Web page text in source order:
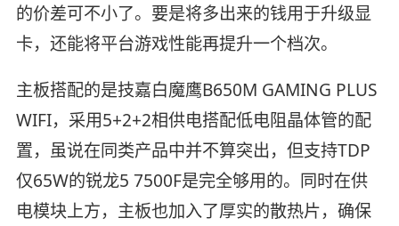
的价差可不小了。要是将多出来的钱用于升级显
卡，还能将平台游戏性能再提升一个档次。
主板搭配的是技嘉白魔鹰B650M GAMING PLUS
WIFI，采用5+2+2相供电搭配低电阻晶体管的配
置，虽说在同类产品中并不算突出，但支持TDP
仅65W的锐龙5 7500F是完全够用的。同时在供
电模块上方，主板也加入了厚实的散热片，确保